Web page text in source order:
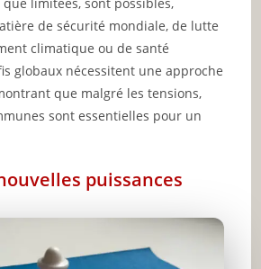
de sécurité mondiale, de lutte
climatique ou de santé
globaux nécessitent une approche
que malgré les tensions,
sont essentielles pour un
puissances